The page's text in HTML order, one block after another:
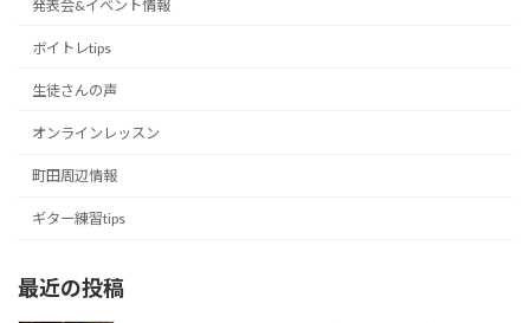
発表会&イベント情報
ボイトレtips
生徒さんの声
オンラインレッスン
町田周辺情報
ギター練習tips
最近の投稿